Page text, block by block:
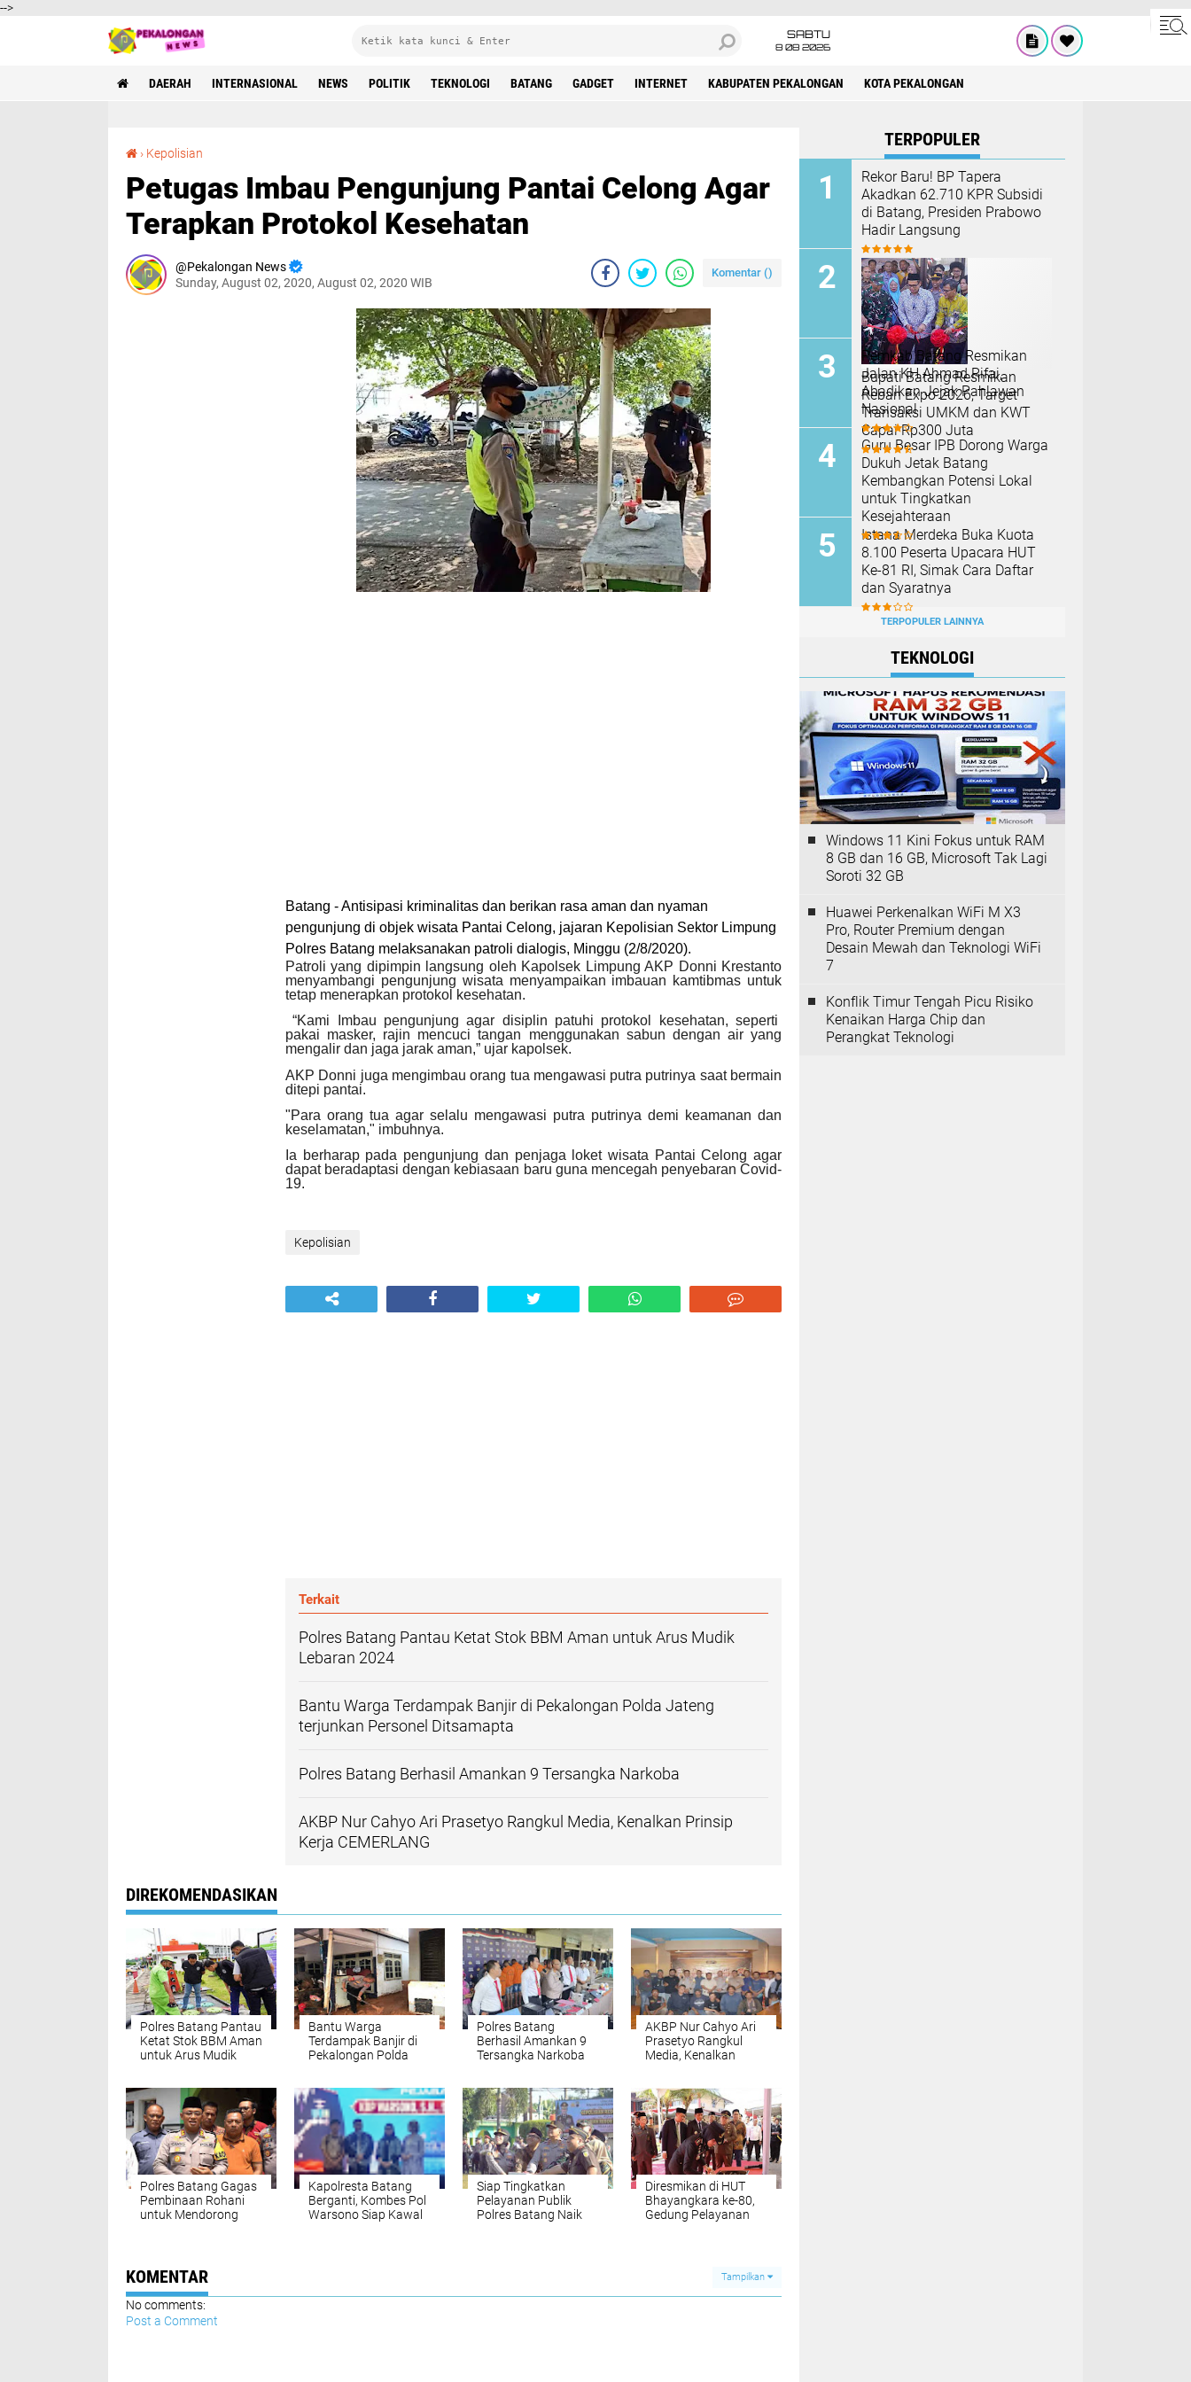
-->
SABTU
8 08 2026
DAERAH INTERNASIONAL NEWS POLITIK TEKNOLOGI BATANG GADGET INTERNET KABUPATEN PEKALONGAN KOTA PEKALONGAN
› Kepolisian
Petugas Imbau Pengunjung Pantai Celong Agar
Terapkan Protokol Kesehatan
Pekalongan News
Sunday, August 02, 2020, August 02, 2020 WIB
Komentar ()
Batang - Antisipasi kriminalitas dan berikan rasa aman dan nyaman
pengunjung di objek wisata Pantai Celong, jajaran Kepolisian Sektor Limpung
Polres Batang melaksanakan patroli dialogis, Minggu (2/8/2020).
Patroli yang dipimpin langsung oleh Kapolsek Limpung AKP Donni Krestanto
menyambangi pengunjung wisata menyampaikan imbauan kamtibmas untuk
tetap menerapkan protokol kesehatan.
“Kami Imbau pengunjung agar disiplin patuhi protokol kesehatan, seperti
pakai masker, rajin mencuci tangan menggunakan sabun dengan air yang
mengalir dan jaga jarak aman,” ujar kapolsek.
AKP Donni juga mengimbau orang tua mengawasi putra putrinya saat bermain
ditepi pantai.
"Para orang tua agar selalu mengawasi putra putrinya demi keamanan dan
keselamatan," imbuhnya.
Ia berharap pada pengunjung dan penjaga loket wisata Pantai Celong agar
dapat beradaptasi dengan kebiasaan baru guna mencegah penyebaran Covid-
19.
Kepolisian
Terkait
Polres Batang Pantau Ketat Stok BBM Aman untuk Arus Mudik
Lebaran 2024
Bantu Warga Terdampak Banjir di Pekalongan Polda Jateng
terjunkan Personel Ditsamapta
Polres Batang Berhasil Amankan 9 Tersangka Narkoba
AKBP Nur Cahyo Ari Prasetyo Rangkul Media, Kenalkan Prinsip
Kerja CEMERLANG
DIREKOMENDASIKAN
Polres Batang Pantau
Ketat Stok BBM Aman
untuk Arus Mudik
Bantu Warga
Terdampak Banjir di
Pekalongan Polda
Polres Batang
Berhasil Amankan 9
Tersangka Narkoba
AKBP Nur Cahyo Ari
Prasetyo Rangkul
Media, Kenalkan
Polres Batang Gagas
Pembinaan Rohani
untuk Mendorong
Kapolresta Batang
Berganti, Kombes Pol
Warsono Siap Kawal
Siap Tingkatkan
Pelayanan Publik
Polres Batang Naik
Diresmikan di HUT
Bhayangkara ke-80,
Gedung Pelayanan
KOMENTAR Tampilkan
No comments:
Post a Comment
TERPOPULER
Rekor Baru! BP Tapera
Akadkan 62.710 KPR Subsidi
di Batang, Presiden Prabowo
Hadir Langsung
Bupati Batang Resmikan
Reban Expo 2026, Target
Transaksi UMKM dan KWT
Capai Rp300 Juta
Pemkab Batang Resmikan
Jalan KH Ahmad Rifai,
Abadikan Jejak Pahlawan
Nasional
Guru Besar IPB Dorong Warga
Dukuh Jetak Batang
Kembangkan Potensi Lokal
untuk Tingkatkan
Kesejahteraan
Istana Merdeka Buka Kuota
8.100 Peserta Upacara HUT
Ke-81 RI, Simak Cara Daftar
dan Syaratnya
TERPOPULER LAINNYA
TEKNOLOGI
Windows 11 Kini Fokus untuk RAM
8 GB dan 16 GB, Microsoft Tak Lagi
Soroti 32 GB
Huawei Perkenalkan WiFi M X3
Pro, Router Premium dengan
Desain Mewah dan Teknologi WiFi
7
Konflik Timur Tengah Picu Risiko
Kenaikan Harga Chip dan
Perangkat Teknologi